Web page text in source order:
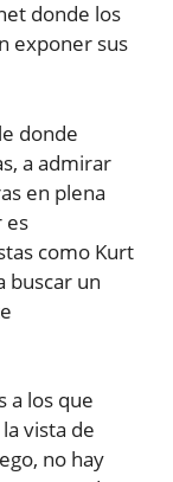
donde los
exponer sus
donde
a admirar
en plena
es
como Kurt
buscar un
a los que
vista de
no hay